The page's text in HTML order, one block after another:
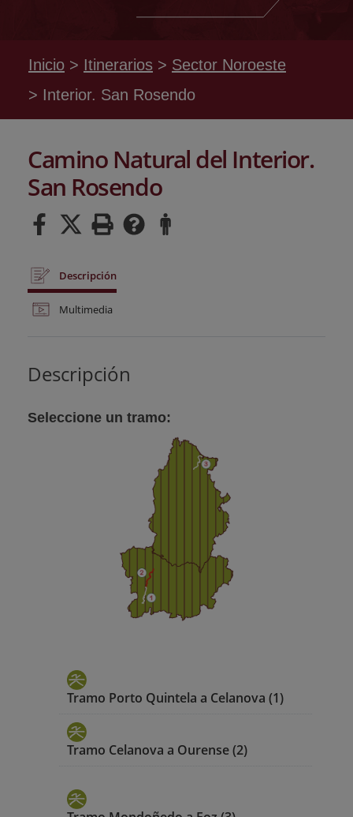
Inicio Itinerarios
Sector Noroeste
Interior. San Rosendo
Camino Natural del Interior.
San Rosendo
Descripción
Multimedia
Descripción
Seleccione un tramo:
Tramo Porto Quintela a Celanova (1)
Tramo Celanova a Ourense (2)